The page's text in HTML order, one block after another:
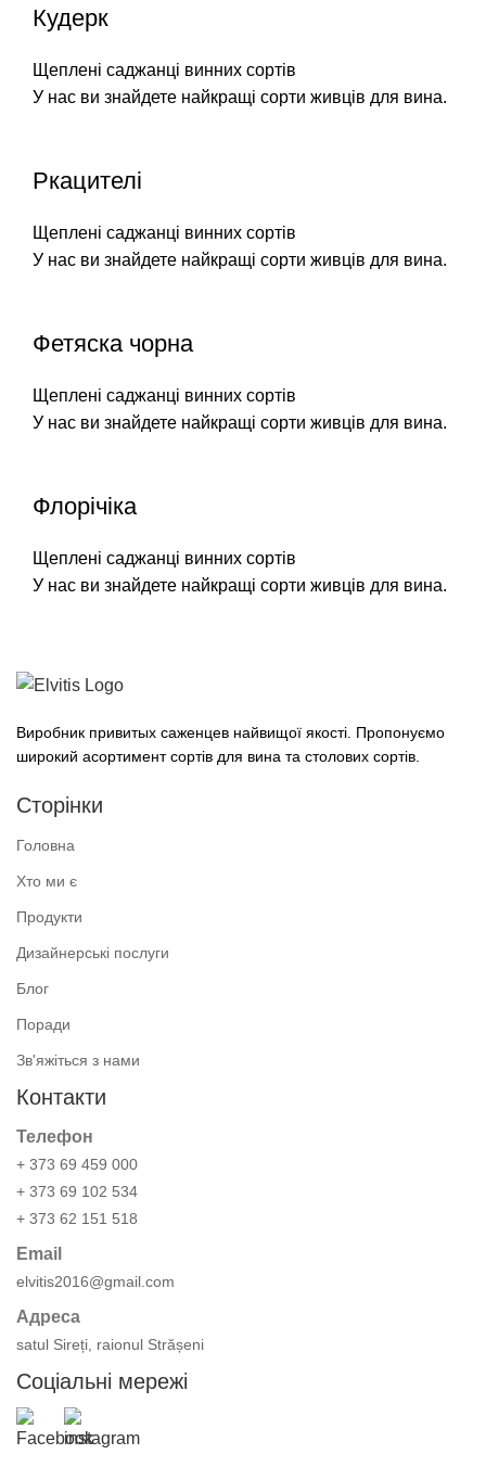
Кудерк
Щеплені саджанці винних сортів
У нас ви знайдете найкращі сорти живців для вина.
Ркацителі
Щеплені саджанці винних сортів
У нас ви знайдете найкращі сорти живців для вина.
Фетяска чорна
Щеплені саджанці винних сортів
У нас ви знайдете найкращі сорти живців для вина.
Флорічіка
Щеплені саджанці винних сортів
У нас ви знайдете найкращі сорти живців для вина.
Виробник привитых саженцев найвищої якості. Пропонуємо
широкий асортимент сортів для вина та столових сортів.
Сторінки
Головна
Хто ми є
Продукти
Дизайнерські послуги
Блог
Поради
Зв'яжіться з нами
Контакти
Телефон
+ 373 69 459 000
+ 373 69 102 534
+ 373 62 151 518
Email
elvitis2016@gmail.com
Адреса
satul Sireți, raionul Strășeni
Соціальні мережі